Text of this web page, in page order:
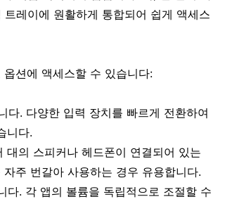
레이에 원활하게 통합되어 쉽게 액세스
션에 액세스할 수 있습니다:
다. 다양한 입력 장치를 빠르게 전환하여
니다.
의 스피커나 헤드폰이 연결되어 있는
주 번갈아 사용하는 경우 유용합니다.
다. 각 앱의 볼륨을 독립적으로 조절할 수